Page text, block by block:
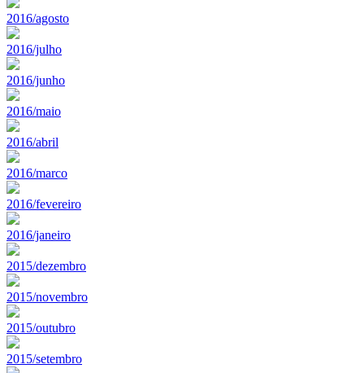
2016/agosto
2016/julho
2016/junho
2016/maio
2016/abril
2016/marco
2016/fevereiro
2016/janeiro
2015/dezembro
2015/novembro
2015/outubro
2015/setembro